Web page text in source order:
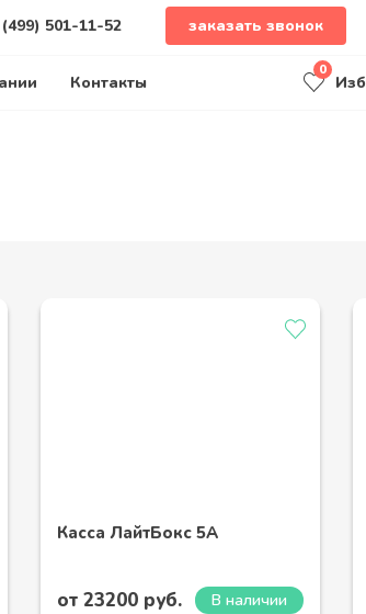
501-11-52 заказать звонок
Контакты
0
Касса ЛайтБокс 5А
от 23200 руб.
В наличии